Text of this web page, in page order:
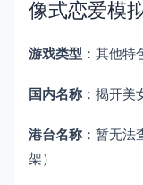
像式恋爱模
游戏类型 ：其他特
国内名称：揭开美
港台名称：暂无法
架）